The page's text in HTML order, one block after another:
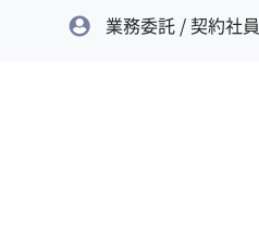
業務委託 / 契約社員